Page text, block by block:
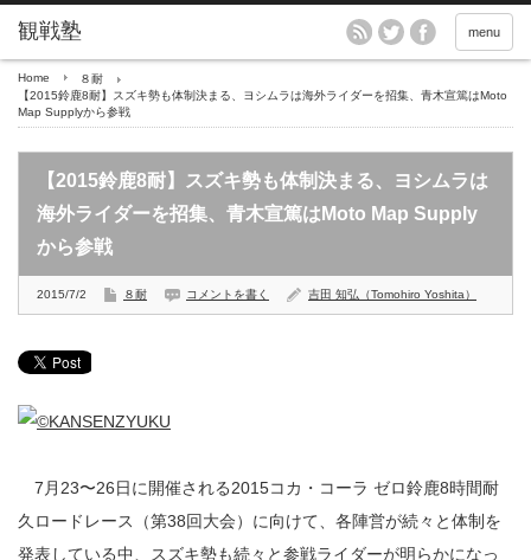
menu
Home
８耐
【2015鈴鹿8耐】スズキ勢も体制決まる、ヨシムラは海外ライダーを招集、青木宣篤はMoto
Map Supplyから参戦
【2015鈴鹿8耐】スズキ勢も体制決まる、ヨシムラは
海外ライダーを招集、青木宣篤はMoto Map Supply
から参戦
2015/7/2 ８耐 コメントを書く 吉田 知弘（Tomohiro Yoshita）
7月23〜26日に開催される2015コカ・コーラ ゼロ鈴鹿8時間耐
久ロードレース（第38回大会）に向けて、各陣営が続々と体制を
発表している中、スズキ勢も続々と参戦ライダーが明らかになっ